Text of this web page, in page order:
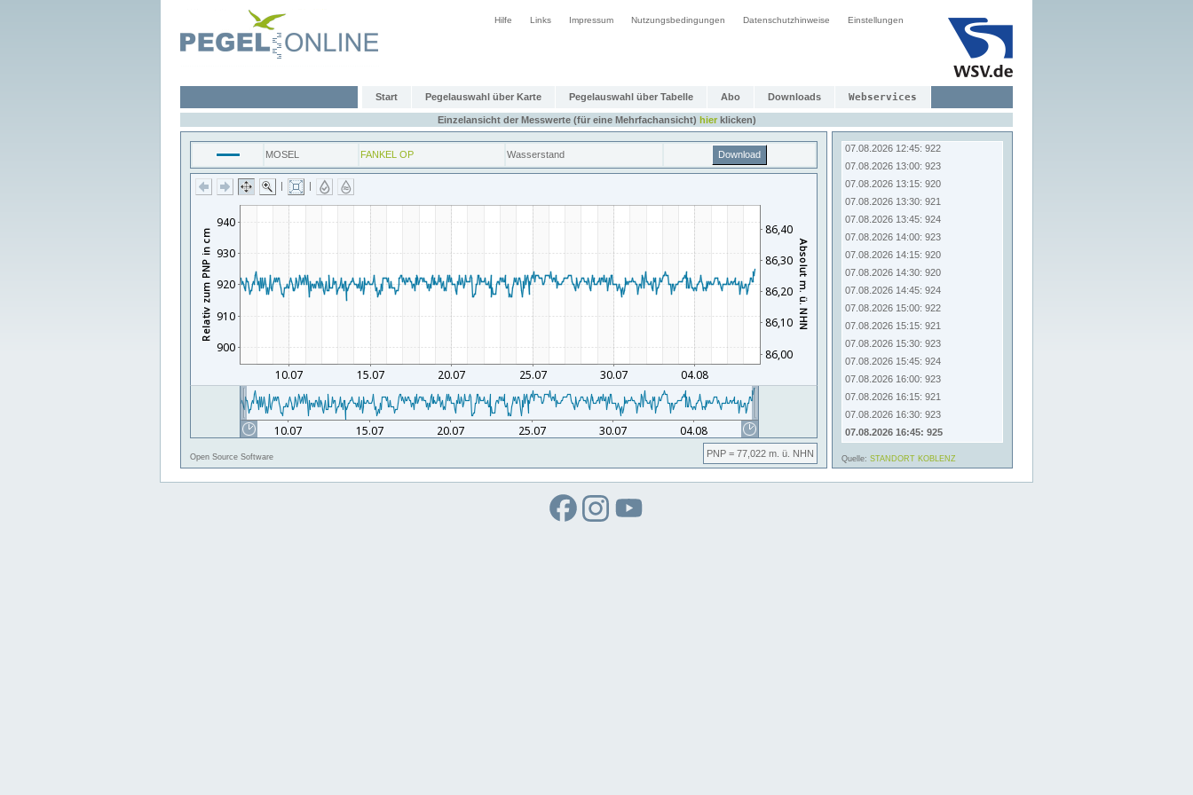
Hilfe Links Impressum Nutzungsbedingungen Datenschutzhinweise Einstellungen
Start Pegelauswahl über Karte Pegelauswahl über Tabelle Abo Downloads Webservices
Einzelansicht der Messwerte (für eine Mehrfachansicht) hierklicken)
MOSEL FANKEL OP Wasserstand Download
| |
Open Source Software PNP = 77,022 m. ü. NHN
07.08.2026 11:00: 922
07.08.2026 12:00: 924
07.08.2026 12:15: 921
07.08.2026 12:30: 919
07.08.2026 12:45: 922
07.08.2026 13:00: 923
07.08.2026 13:15: 920
07.08.2026 13:30: 921
07.08.2026 13:45: 924
07.08.2026 14:00: 923
07.08.2026 14:15: 920
07.08.2026 14:30: 920
07.08.2026 14:45: 924
07.08.2026 15:00: 922
07.08.2026 15:15: 921
07.08.2026 15:30: 923
07.08.2026 15:45: 924
07.08.2026 16:00: 923
07.08.2026 16:15: 921
07.08.2026 16:30: 923
07.08.2026 16:45: 925
Quelle: STANDORT KOBLENZ